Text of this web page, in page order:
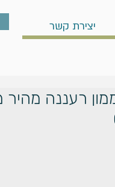
יצירת קשר
רעננה מהיר